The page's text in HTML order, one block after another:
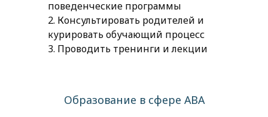
поведенческие программы
2. Консультировать родителей и
курировать обучающий процесс
3. Проводить тренинги и лекции
Образование в сфере АВА